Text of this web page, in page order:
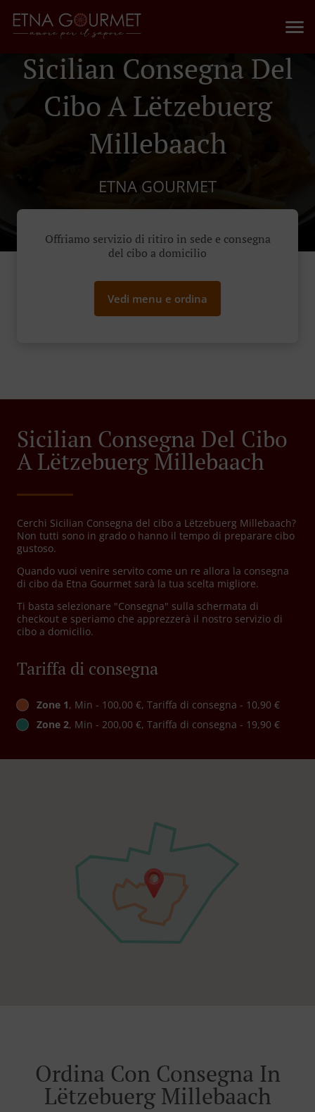
Sicilian Consegna Del
Cibo A Lëtzebuerg
Millebaach
ETNA GOURMET
Offriamo servizio di ritiro in sede e consegna
del cibo a domicilio
Vedi menu e ordina
Sicilian Consegna Del Cibo
A Lëtzebuerg Millebaach
Cerchi Sicilian Consegna del cibo a Lëtzebuerg Millebaach?
Non tutti sono in grado o hanno il tempo di preparare cibo
gustoso.
Quando vuoi venire servito come un re allora la consegna
di cibo da Etna Gourmet sarà la tua scelta migliore.
Ti basta selezionare "Consegna" sulla schermata di
checkout e speriamo che apprezzerà il nostro servizio di
cibo a domicilio.
Tariffa di consegna
Zone 1, Min - 100,00 €, Tariffa di consegna - 10,90 €
Zone 2, Min - 200,00 €, Tariffa di consegna - 19,90 €
Ordina Con Consegna In
Lëtzebuerg Millebaach